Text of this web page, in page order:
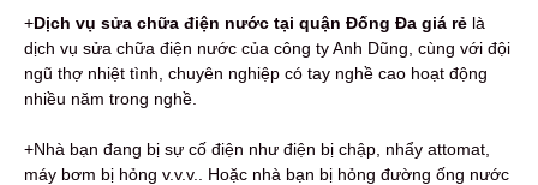
+Dịch vụ sửa chữa điện nước tại quận Đống Đa giá rẻ là
dịch vụ sửa chữa điện nước của công ty Anh Dũng, cùng với đội
ngũ thợ nhiệt tình, chuyên nghiệp có tay nghề cao hoạt động
nhiều năm trong nghề.
+Nhà bạn đang bị sự cố điện như điện bị chập, nhẩy attomat,
máy bơm bị hỏng v.v.v.. Hoặc nhà bạn bị hỏng đường ống nước